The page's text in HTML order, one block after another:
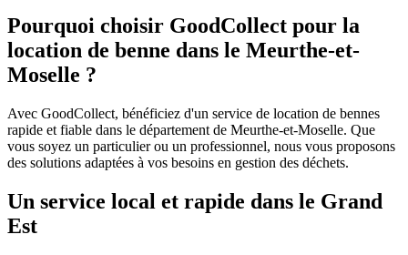
Pourquoi choisir GoodCollect pour la
location de benne dans le Meurthe-et-
Moselle ?
Avec GoodCollect, bénéficiez d'un service de location de bennes
rapide et fiable dans le département de Meurthe-et-Moselle. Que
vous soyez un particulier ou un professionnel, nous vous proposons
des solutions adaptées à vos besoins en gestion des déchets.
Un service local et rapide dans le Grand
Est